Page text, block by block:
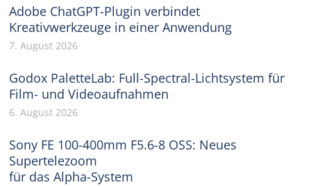
Adobe ChatGPT-Plugin verbindet
Kreativwerkzeuge in einer Anwendung
7. August 2026
Godox PaletteLab: Full-Spectral-Lichtsystem für
Film- und Videoaufnahmen
6. August 2026
Sony FE 100-400mm F5.6-8 OSS: Neues
Supertelezoom
für das Alpha-System